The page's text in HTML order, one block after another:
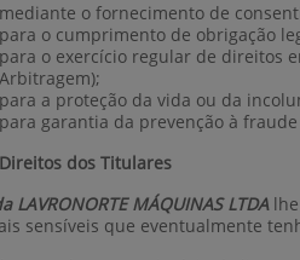
mediante o fornecimento de
para o cumprimento de obrigação
para o exercício regular de direitos
Arbitragem);
para a proteção da vida ou da
para garantia da prevenção à
Direitos dos Titulares
LAVRONORTE MÁQUINAS LTDA
sensíveis que eventualmente